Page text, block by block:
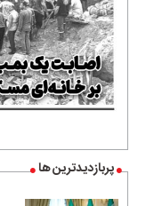
پربازدیدترین ها